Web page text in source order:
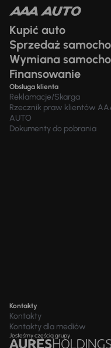
Kupić auto
Sprzedaż
Wymiana
Finansowanie
Obsługa klienta
Reklamacje/Skarga
Rzecznik praw klientów
AUTO
Dokumenty do pobrania
Kontakty
Kontakty
Kontakty dla mediów
Jesteśmy częścią grupy